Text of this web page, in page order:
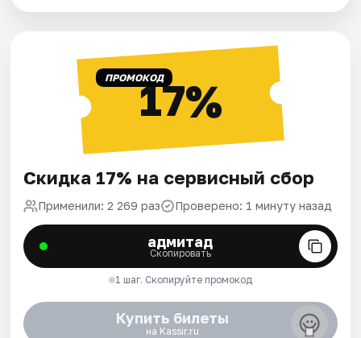
ПРОМОКОД17%
Скидка 17% на сервисный сбор
Применили: 2 269 раз Проверено: 1 минуту назад
адмитад
Скопировать
1 шаг. Скопируйте промокод
Купить билеты
на Kassir.ru